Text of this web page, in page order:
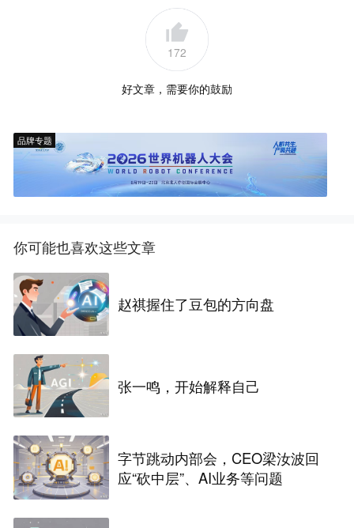
172
好文章，需要你的鼓励
品牌专题
你可能也喜欢这些文章
赵祺握住了豆包的方向盘
张一鸣，开始解释自己
字节跳动内部会，CEO梁汝波回
应“砍中层”、AI业务等问题